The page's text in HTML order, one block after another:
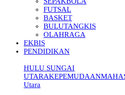
FUTSAL
BASKET
BULUTANGKIS
OLAHRAGA
EKBIS
PENDIDIKAN
HULU SUNGAI
UTARAKEPEMUDAAN
Utara